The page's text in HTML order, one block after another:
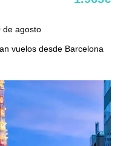
de agosto
vuelos desde Barcelona